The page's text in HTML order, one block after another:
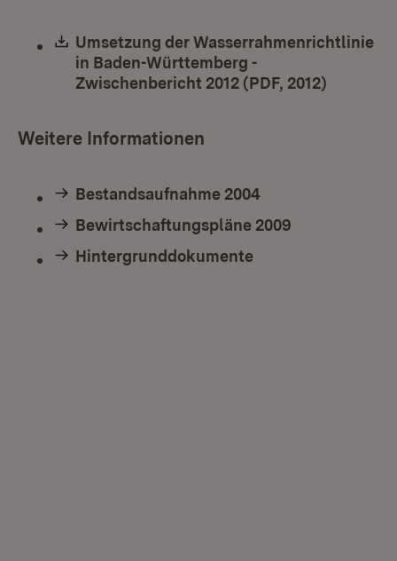
Download:
Umsetzung der Wasserrahmenrichtlinie
in Baden-Württemberg -
Zwischenbericht 2012 (PDF, 2012)
Weitere Informationen
Bestandsaufnahme 2004
Bewirtschaftungspläne 2009
Hintergrunddokumente